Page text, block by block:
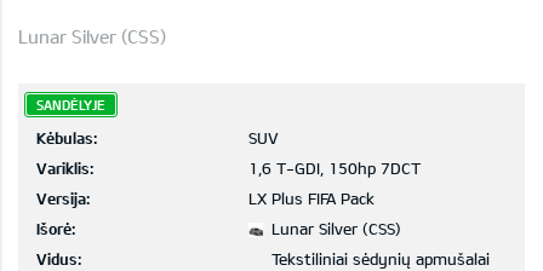
Lunar Silver (CSS)
SANDĖLYJE
Kėbulas:
SUV
Variklis:
1,6 T-GDI, 150hp 7DCT
Versija:
LX Plus FIFA Pack
Išorė:
Lunar Silver (CSS)
Vidus:
Tekstiliniai sėdynių apmušalai